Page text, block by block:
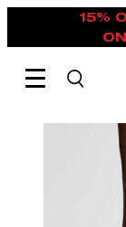
15%